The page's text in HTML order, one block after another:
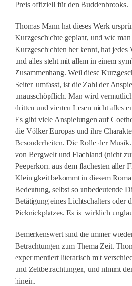
Preis offiziell für den Buddenbrooks.
Thomas Mann hat dieses Werk
Kurzgeschichte geplant, und wie
Kurzgeschichten her kennt, hat jedes
und alles steht mit allem in einem
Zusammenhang. Weil diese
Seiten umfasst, ist die Zahl der
unausschöpflich. Man wird
dritten und vierten Lesen nicht alles
Es gibt viele Anspielungen auf
die Völker Europas und ihre
Besonderheiten. Die Rolle der
von Bergwelt und Flachland (nicht
Peeperkorn aus dem flachesten aller
Kleinigkeit bekommt in diesem
Bedeutung, selbst so unbedeutende
Betätigung eines Lichtschalters oder
Picknickplatzes. Es ist wirklich
Bemerkenswert sind die immer
Betrachtungen zum Thema Zeit.
experimentiert literarisch mit
und Zeitbetrachtungen, und nimmt
hinein.